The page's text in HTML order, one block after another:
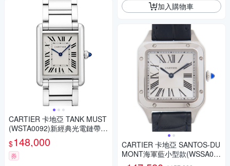
CARTIER 卡地亞 TANK MUST
(WSTA0092)新經典光電鏈帶中
型腕錶x33.7x25.5mm
$148,000
券
加入購物車
CARTIER 卡地亞 SANTOS-DU
MONT海軍藍小型款(WSSA00
86 )